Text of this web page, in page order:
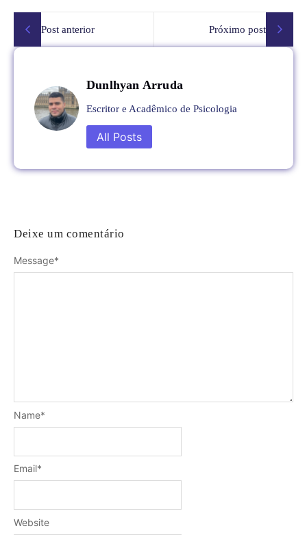
Post anterior Próximo post
Dunlhyan Arruda
Escritor e Acadêmico de Psicologia
All Posts
Deixe um comentário
Message*
Name*
Email*
Website